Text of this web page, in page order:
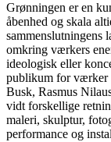
Grønningen er en
åbenhed og skala
sammenslutningens
omkring værkers
ideologisk eller
publikum for værker
Busk, Rasmus
vidt forskellige
maleri, skulptur,
performance og